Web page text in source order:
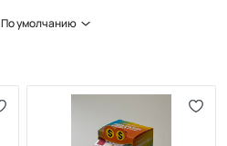
По умолчанию